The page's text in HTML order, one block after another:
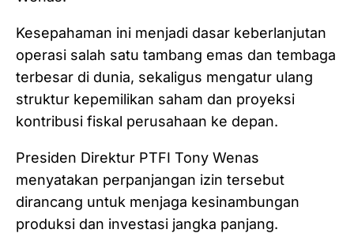
Kesepahaman ini menjadi dasar keberlanjutan
operasi salah satu tambang emas dan tembaga
terbesar di dunia, sekaligus mengatur ulang
struktur kepemilikan saham dan proyeksi
kontribusi fiskal perusahaan ke depan.
Presiden Direktur PTFI Tony Wenas
menyatakan perpanjangan izin tersebut
dirancang untuk menjaga kesinambungan
produksi dan investasi jangka panjang.